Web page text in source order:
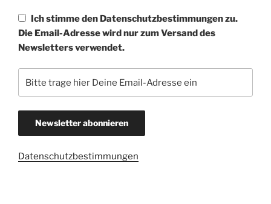
Ich stimme den Datenschutzbestimmungen zu.
Die Email-Adresse wird nur zum Versand des
Newsletters verwendet.
Datenschutzbestimmungen